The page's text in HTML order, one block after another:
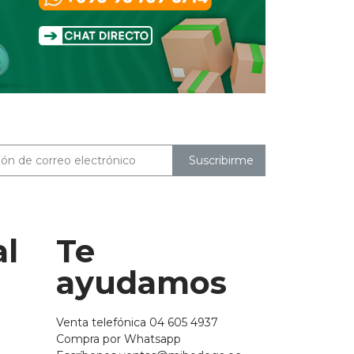
Suscribirme
Te
ayudamos
Venta telefónica 04 605 4937
Compra por Whatsapp